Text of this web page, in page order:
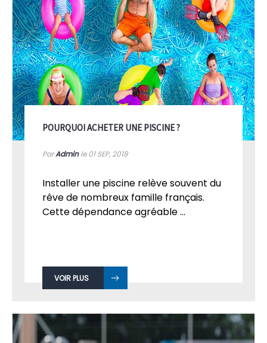
POURQUOI ACHETER UNE PISCINE ?
ParAdminle 01SEP, 2018
Installer une piscine relève souvent du
rêve de nombreux famille français.
Cette dépendance agréable ...
VOIR PLUS